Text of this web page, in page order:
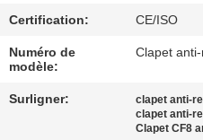
CONTRÔLE
DE
QUALITÉ
Certification: CE/ISO
Numéro de
modèle:
Clapet
Surligner: clapet anti-
clapet anti-
Clapet CF8